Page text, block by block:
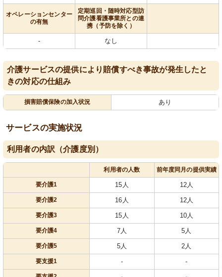
オペレーションセンター
の有無
定期巡回・随時対応型訪
問介護看護事業所との連
携（予防を除く）
- なし
介護サービスの提供により賠償すべき事故が発生したと
きの対応の仕組み
損害賠償保険の加入状況 あり
サービスの実施状況
利用者の内訳（介護度別）
利用者の人数 前年度同月の提供実績
要介護1 15人 12人
要介護2 16人 12人
要介護3 15人 10人
要介護4 7人 5人
要介護5 5人 2人
要支援1 - -